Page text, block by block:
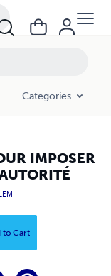
Categories
IMPOSER
to Cart